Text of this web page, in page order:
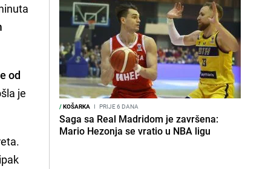
od
je
/KOŠARKA I PRIJE 6 DANA
Saga sa Real Madridom je završena:
Mario Hezonja se vratio u NBA ligu